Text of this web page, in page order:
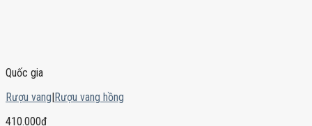
Quốc gia
Rượu vang|Rượu vang hồng
410.000₫